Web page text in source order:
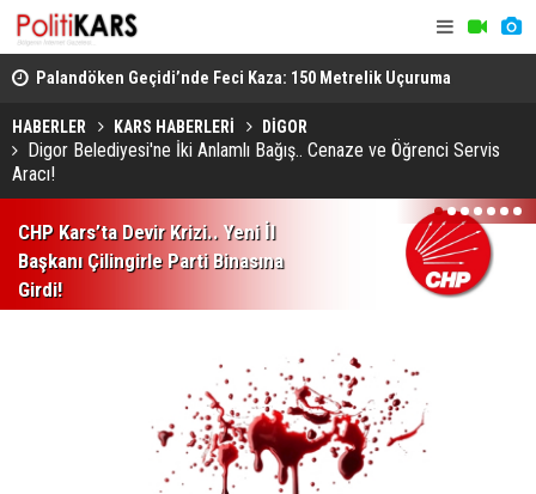
Palandöken Geçidi’nde Feci Kaza: 150 Metrelik Uçuruma
Yuvarlandı
HABERLER KARS HABERLERİ DİGOR
Digor Belediyesi'ne İki Anlamlı Bağış.. Cenaze ve Öğrenci Servis
Aracı!
CHP Kars’ta Devir Krizi.. Yeni İl
Başkanı Çilingirle Parti Binasına
Girdi!
1 2 3 4 5 6 7